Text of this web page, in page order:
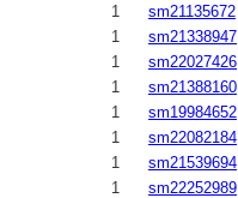
1
sm21135672
1
sm21338947
1
sm22027426
1
sm21388160
1
sm19984652
1
sm22082184
1
sm21539694
1
sm22252989